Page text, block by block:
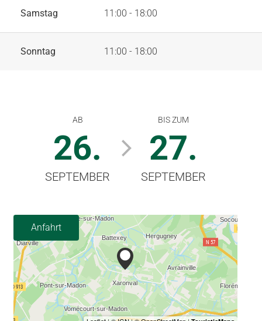
Samstag 11:00 - 18:00
Sonntag 11:00 - 18:00
AB
26.
SEPTEMBER
BIS ZUM
27.
SEPTEMBER
Anfahrt